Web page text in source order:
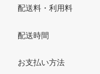
配送料・利用料
配送時間
お支払い方法